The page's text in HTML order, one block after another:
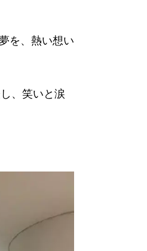
を、熱い想い
、笑いと涙